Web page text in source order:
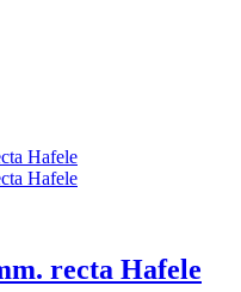
recta Hafele